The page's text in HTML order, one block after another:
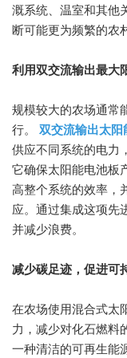
溉系统、温室和其他
断可能更为频繁的农
利用双交流输出最大
规模较大的农场通常
行。 双交流输出太阳
供应不同系统的电力
它确保太阳能电池板
高整个系统的效率，
应。通过集成这项先
并减少浪费。
减少碳足迹，促进可
在农场使用混合式太
力，减少对化石燃料
一种清洁的可再生能